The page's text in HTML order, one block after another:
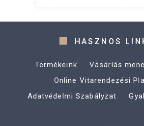
HASZNOS
Termékeink Vásárlás
Online Vitarendezési
Adatvédelmi Szabályzat